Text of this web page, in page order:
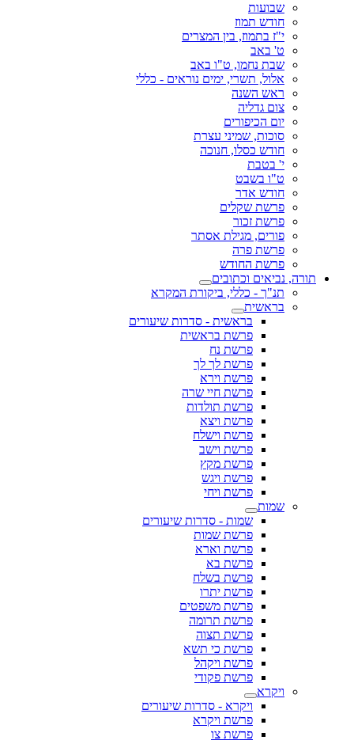
שבועות
חודש תמוז
י"ז בתמוז, בין המצרים
ט' באב
שבת נחמו, ט"ו באב
אלול, תשרי, ימים נוראים - כללי
ראש השנה
צום גדליה
יום הכיפורים
סוכות, שמיני עצרת
חודש כסלו, חנוכה
י' בטבת
ט"ו בשבט
חודש אדר
פרשת שקלים
פרשת זכור
פורים, מגילת אסתר
פרשת פרה
פרשת החודש
תורה, נביאים וכתובים
תנ"ך - כללי, ביקורת המקרא
בראשית
בראשית - סדרות שיעורים
פרשת בראשית
פרשת נח
פרשת לך לך
פרשת וירא
פרשת חיי שרה
פרשת תולדות
פרשת ויצא
פרשת וישלח
פרשת וישב
פרשת מקץ
פרשת ויגש
פרשת ויחי
שמות
שמות - סדרות שיעורים
פרשת שמות
פרשת וארא
פרשת בא
פרשת בשלח
פרשת יתרו
פרשת משפטים
פרשת תרומה
פרשת תצוה
פרשת כי תשא
פרשת ויקהל
פרשת פקודי
ויקרא
ויקרא - סדרות שיעורים
פרשת ויקרא
פרשת צו